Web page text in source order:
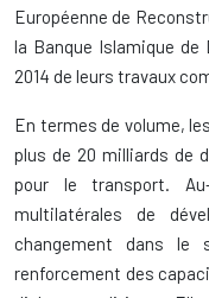
Européenne de
la Banque Islamique de
2014 de leurs travaux
En termes de volume, les
plus de 20 milliards de
pour le transport.
multilatérales de
changement
dans le
renforcement des